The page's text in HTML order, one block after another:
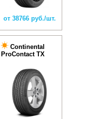
от 38766 руб./шт.
Continental
ProContact TX